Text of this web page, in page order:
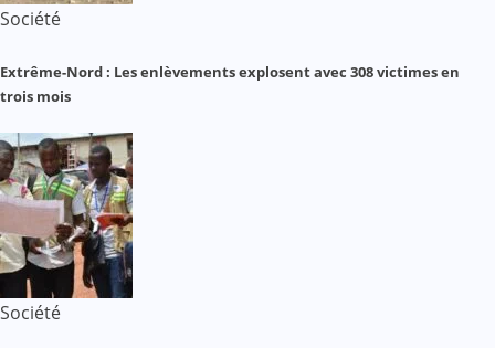
Société
Extrême-Nord : Les enlèvements explosent avec 308 victimes en
trois mois
Société